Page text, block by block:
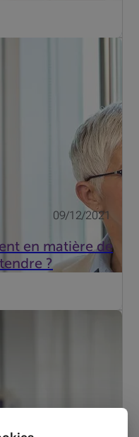
09/12/2021
en matière de
?
par l'État. Son
aviez pendant votre
du